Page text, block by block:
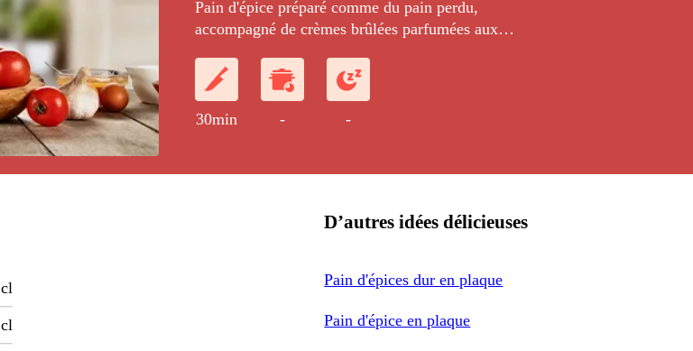
Pain d'épice préparé comme du pain perdu,
accompagné de crèmes brûlées parfumées aux
30min - -
cl
cl
D’autres idées délicieuses
Pain d'épices dur en plaque
Pain d'épice en plaque